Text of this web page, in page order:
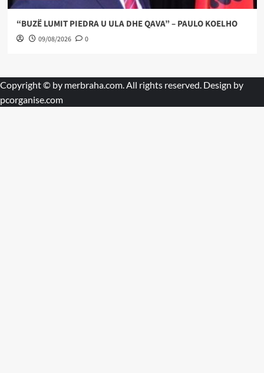
“BUZË LUMIT PIEDRA U ULA DHE QAVA” – PAULO KOELHO
09/08/2026 0
Copyright © by merbraha.com. All rights reserved. Design by
pcorganise.com